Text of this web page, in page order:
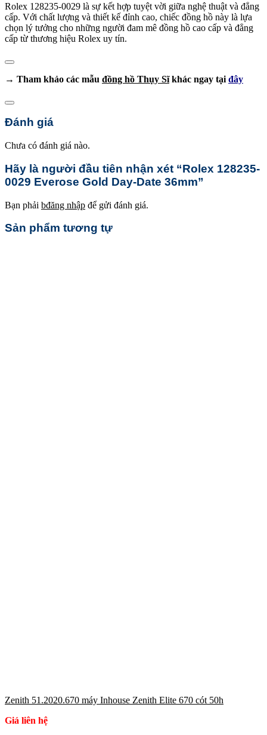
Rolex 128235-0029 là sự kết hợp tuyệt vời giữa nghệ thuật và đẳng
cấp. Với chất lượng và thiết kế đỉnh cao, chiếc đồng hồ này là lựa
chọn lý tưởng cho những người đam mê đồng hồ cao cấp và đẳng
cấp từ thương hiệu Rolex uy tín.
→ Tham khảo các mẫu đồng hồ Thụy Sĩkhác ngay tại đây
Đánh giá
Chưa có đánh giá nào.
Hãy là người đầu tiên nhận xét “Rolex 128235-
0029 Everose Gold Day-Date 36mm”
Bạn phải bđăng nhập để gửi đánh giá.
Sản phẩm tương tự
Zenith 51.2020.670 máy Inhouse Zenith Elite 670 cót 50h
Giá liên hệ